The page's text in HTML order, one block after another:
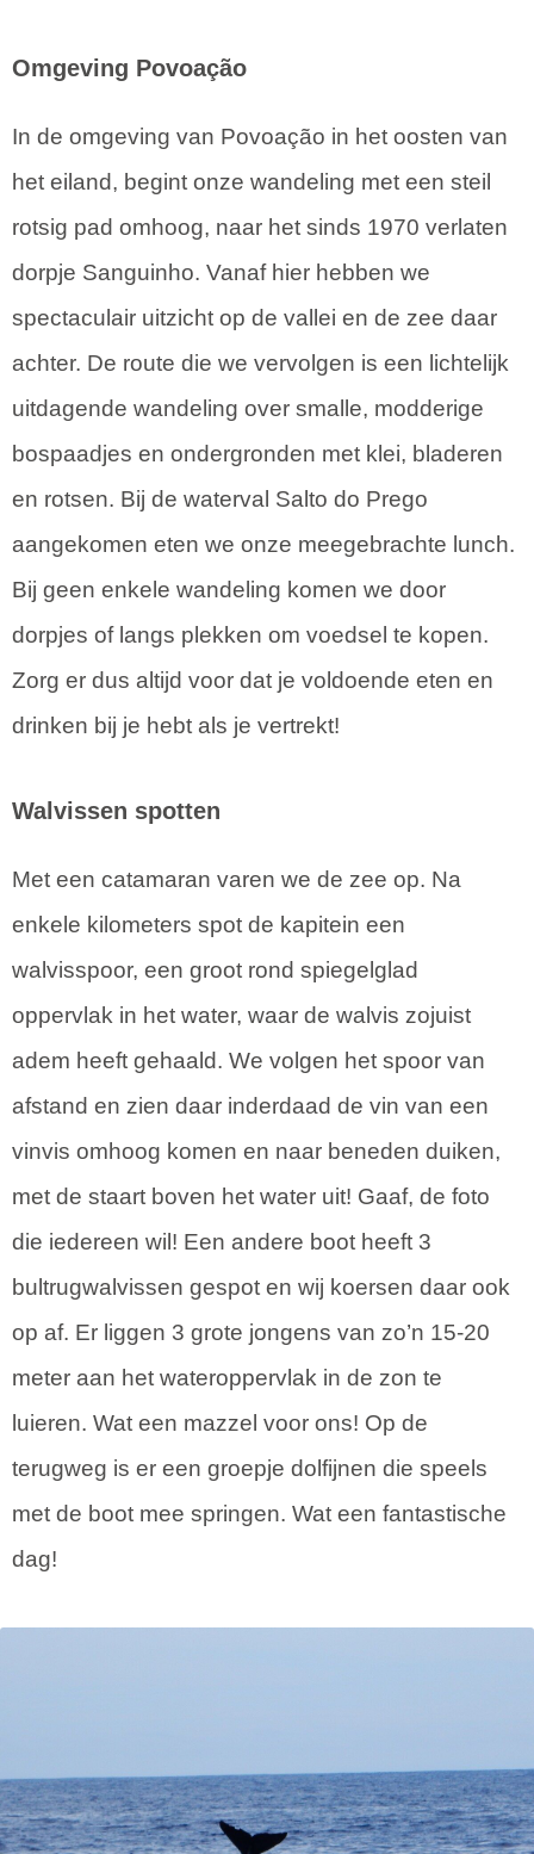
Omgeving Povoação
In de omgeving van Povoação in het oosten van
het eiland, begint onze wandeling met een steil
rotsig pad omhoog, naar het sinds 1970 verlaten
dorpje Sanguinho. Vanaf hier hebben we
spectaculair uitzicht op de vallei en de zee daar
achter. De route die we vervolgen is een lichtelijk
uitdagende wandeling over smalle, modderige
bospaadjes en ondergronden met klei, bladeren
en rotsen. Bij de waterval Salto do Prego
aangekomen eten we onze meegebrachte lunch.
Bij geen enkele wandeling komen we door
dorpjes of langs plekken om voedsel te kopen.
Zorg er dus altijd voor dat je voldoende eten en
drinken bij je hebt als je vertrekt!
Walvissen spotten
Met een catamaran varen we de zee op. Na
enkele kilometers spot de kapitein een
walvisspoor, een groot rond spiegelglad
oppervlak in het water, waar de walvis zojuist
adem heeft gehaald. We volgen het spoor van
afstand en zien daar inderdaad de vin van een
vinvis omhoog komen en naar beneden duiken,
met de staart boven het water uit! Gaaf, de foto
die iedereen wil! Een andere boot heeft 3
bultrugwalvissen gespot en wij koersen daar ook
op af. Er liggen 3 grote jongens van zo’n 15-20
meter aan het wateroppervlak in de zon te
luieren. Wat een mazzel voor ons! Op de
terugweg is er een groepje dolfijnen die speels
met de boot mee springen. Wat een fantastische
dag!